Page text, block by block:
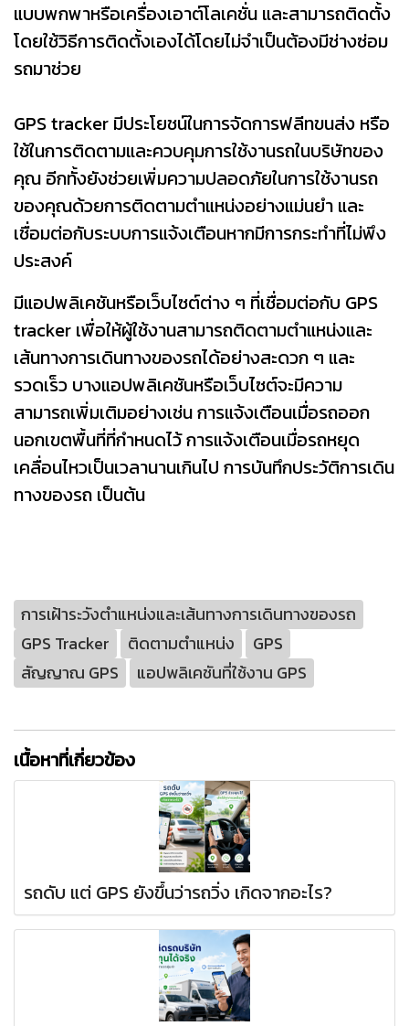
แบบพกพาหรือเครื่องเอาต์โลเคชั่น และสามารถติดตั้ง
โดยใช้วิธีการติดตั้งเองได้โดยไม่จำเป็นต้องมีช่างซ่อม
รถมาช่วย
GPS tracker มีประโยชน์ในการจัดการฟลีทขนส่ง หรือ
ใช้ในการติดตามและควบคุมการใช้งานรถในบริษัทของ
คุณ อีกทั้งยังช่วยเพิ่มความปลอดภัยในการใช้งานรถ
ของคุณด้วยการติดตามตำแหน่งอย่างแม่นยำ และ
เชื่อมต่อกับระบบการแจ้งเตือนหากมีการกระทำที่ไม่พึง
ประสงค์
มีแอปพลิเคชันหรือเว็บไซต์ต่าง ๆ ที่เชื่อมต่อกับ GPS
tracker เพื่อให้ผู้ใช้งานสามารถติดตามตำแหน่งและ
เส้นทางการเดินทางของรถได้อย่างสะดวก ๆ และ
รวดเร็ว บางแอปพลิเคชันหรือเว็บไซต์จะมีความ
สามารถเพิ่มเติมอย่างเช่น การแจ้งเตือนเมื่อรถออก
นอกเขตพื้นที่ที่กำหนดไว้ การแจ้งเตือนเมื่อรถหยุด
เคลื่อนไหวเป็นเวลานานเกินไป การบันทึกประวัติการเดิน
ทางของรถ เป็นต้น
การเฝ้าระวังตำแหน่งและเส้นทางการเดินทางของรถ
GPS Tracker
ติดตามตำแหน่ง
GPS
สัญญาณ GPS
แอปพลิเคชันที่ใช้งาน GPS
เนื้อหาที่เกี่ยวข้อง
รถดับ แต่ GPS ยังขึ้นว่ารถวิ่ง เกิดจากอะไร?